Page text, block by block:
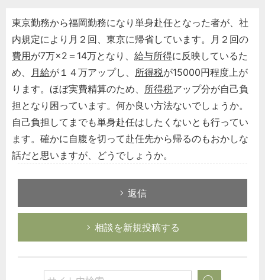
東京勤務から福岡勤務になり単身赴任となった者が、社
内規定により月２回、東京に帰省しています。月２回の
費用が7万×2＝14万となり、 給与所得に反映しているた
め、 月給が１４万アップし、 所得税が15000円程度上が
ります。ほぼ実費精算のため、 所得税アップ分が自己負
担となり困っています。何か良い方法ないでしょうか。
自己負担してまでも単身赴任はしたくないとも行ってい
ます。確かに自腹を切って赴任先から帰るのもおかしな
話だと思いますが、どうでしょうか。
返信
相談を新規投稿する